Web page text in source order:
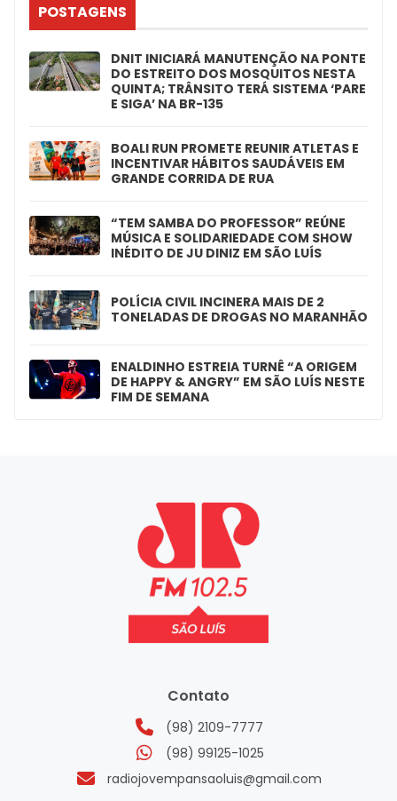
POSTAGENS
DNIT INICIARÁ MANUTENÇÃO NA PONTE
DO ESTREITO DOS MOSQUITOS NESTA
QUINTA; TRÂNSITO TERÁ SISTEMA ‘PARE
E SIGA’ NA BR-135
BOALI RUN PROMETE REUNIR ATLETAS E
INCENTIVAR HÁBITOS SAUDÁVEIS EM
GRANDE CORRIDA DE RUA
“TEM SAMBA DO PROFESSOR” REÚNE
MÚSICA E SOLIDARIEDADE COM SHOW
INÉDITO DE JU DINIZ EM SÃO LUÍS
POLÍCIA CIVIL INCINERA MAIS DE 2
TONELADAS DE DROGAS NO MARANHÃO
ENALDINHO ESTREIA TURNÊ “A ORIGEM
DE HAPPY & ANGRY” EM SÃO LUÍS NESTE
FIM DE SEMANA
Contato
(98) 2109-7777
(98) 99125-1025
radiojovempansaoluis@gmail.com